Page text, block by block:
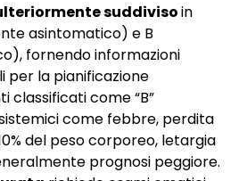
suddivisoin
asintomatico) e B
fornendo informazioni
per la pianificazione
classificati come “B”
come febbre, perdita
del peso corporeo, letargia
prognosi peggiore.